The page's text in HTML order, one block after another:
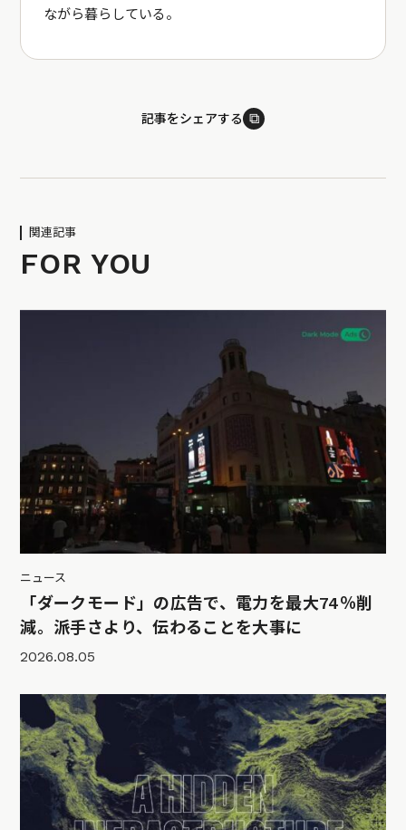
ながら暮らしている。
記事をシェアする ⧉
関連記事
FOR YOU
ニュース
「ダークモード」の広告で、電力を最大74％削
減。派手さより、伝わることを大事に
2026.08.05